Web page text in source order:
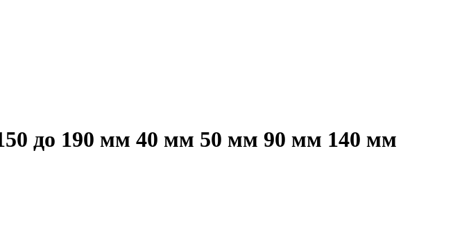
до 190 мм 40 мм 50 мм 90 мм 140 мм